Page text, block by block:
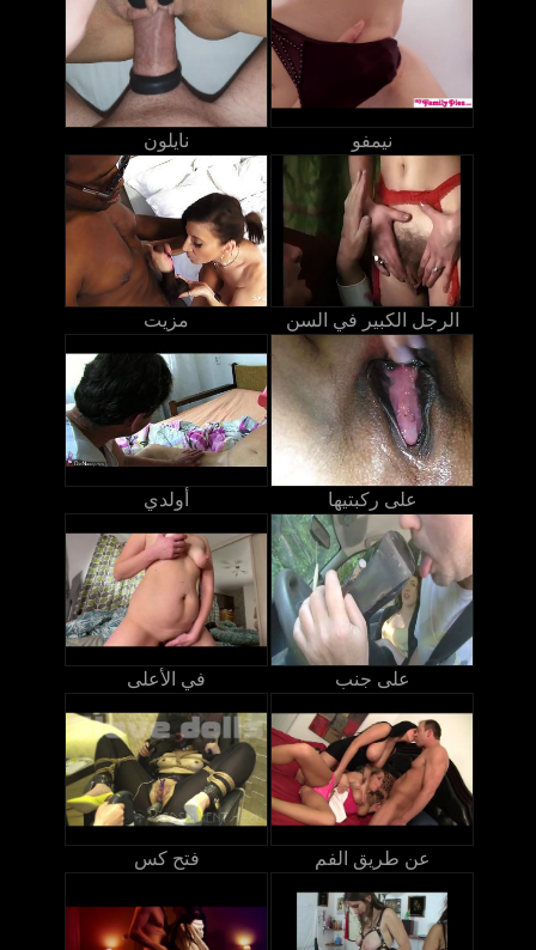
نايلون نيمفو
مزيت الرجل الكبير في السن
أولدي على ركبتيها
في الأعلى على جنب
فتح كس عن طريق الفم